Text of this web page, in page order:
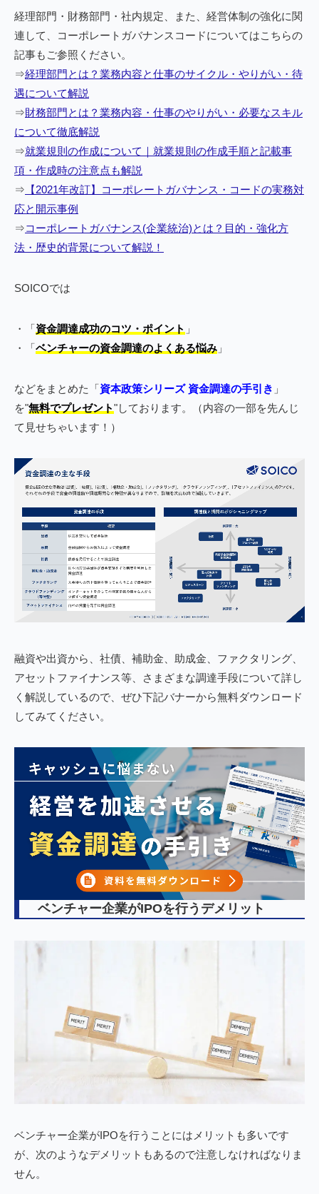
経理部門・財務部門・社内規定、また、経営体制の強化に関
連して、コーポレートガバナンスコードについてはこちらの
記事もご参照ください。
⇒経理部門とは？業務内容と仕事のサイクル・やりがい・待
遇について解説
⇒財務部門とは？業務内容・仕事のやりがい・必要なスキル
について徹底解説
⇒就業規則の作成について｜就業規則の作成手順と記載事
項・作成時の注意点も解説
⇒ 【2021年改訂】コーポレートガバナンス・コードの実務対
応と開示事例
⇒コーポレートガバナンス(企業統治)とは？目的・強化方
法・歴史的背景について解説！
SOICOでは
・「資金調達成功のコツ・ポイント 」
・「ベンチャーの資金調達のよくある悩み 」
などをまとめた「資本政策シリーズ 資金調達の手引き 」
を"無料でプレゼント"しております。（内容の一部を先んじ
て見せちゃいます！）
融資や出資から、社債、補助金、助成金、ファクタリング、
アセットファイナンス等、さまざまな調達手段について詳し
く解説しているので、ぜひ下記バナーから無料ダウンロード
してみてください。
ベンチャー企業がIPOを行うデメリット
ベンチャー企業がIPOを行うことにはメリットも多いです
が、次のようなデメリットもあるので注意しなければなりま
せん。